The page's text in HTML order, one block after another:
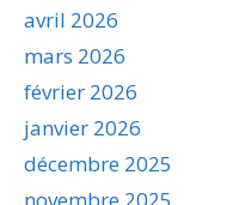
avril 2026
mars 2026
février 2026
janvier 2026
décembre 2025
novembre 2025